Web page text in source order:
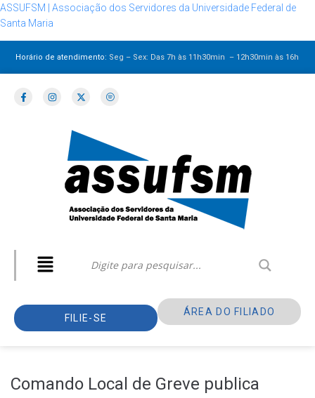
ASSUFSM | Associação dos Servidores da Universidade Federal de
Santa Maria
Horário de atendimento: Seg – Sex: Das 7h às 11h30min – 12h30minàs 16h
FILIE-SE
ÁREA DO FILIADO
Comando Local de Greve publica